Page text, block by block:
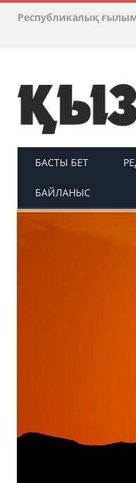
Республикалық
БАСТЫ БЕТ
БАЙЛАНЫС